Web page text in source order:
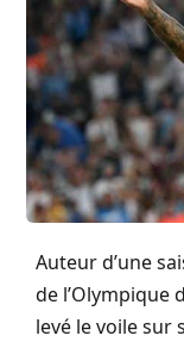
Auteur d’une
de l’Olympique
levé le voile sur